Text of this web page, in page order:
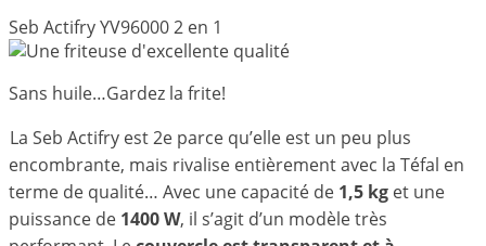
Seb Actifry YV96000 2 en 1
Sans huile…Gardez la frite!
La Seb Actifry est 2e parce qu’elle est un peu plus
encombrante, mais rivalise entièrement avec la Téfal en
terme de qualité… Avec une capacité de 1,5 kg et une
puissance de 1400 W, il s’agit d’un modèle très